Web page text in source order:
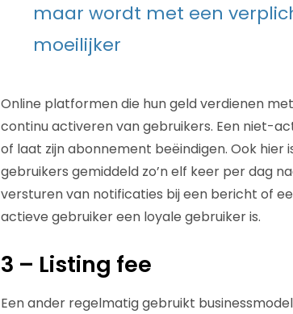
maar wordt met een
moeilijker
Online platformen die hun geld verdienen
continu activeren van gebruikers. Een niet-
of laat zijn abonnement beëindigen. Ook hier
gebruikers gemiddeld zo’n elf keer per dag
versturen van notificaties bij een bericht of
actieve gebruiker een loyale gebruiker is.
3 – Listing fee
Een ander regelmatig gebruikt